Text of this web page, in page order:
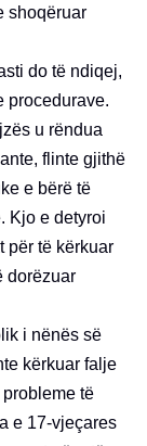
shoqëruar
do të ndiqej,
procedurave.
u rëndua
flinte gjithë
e bërë të
Kjo e detyroi
për të kërkuar
dorëzuar
i nënës së
kërkuar falje
të
e 17-vjeçares